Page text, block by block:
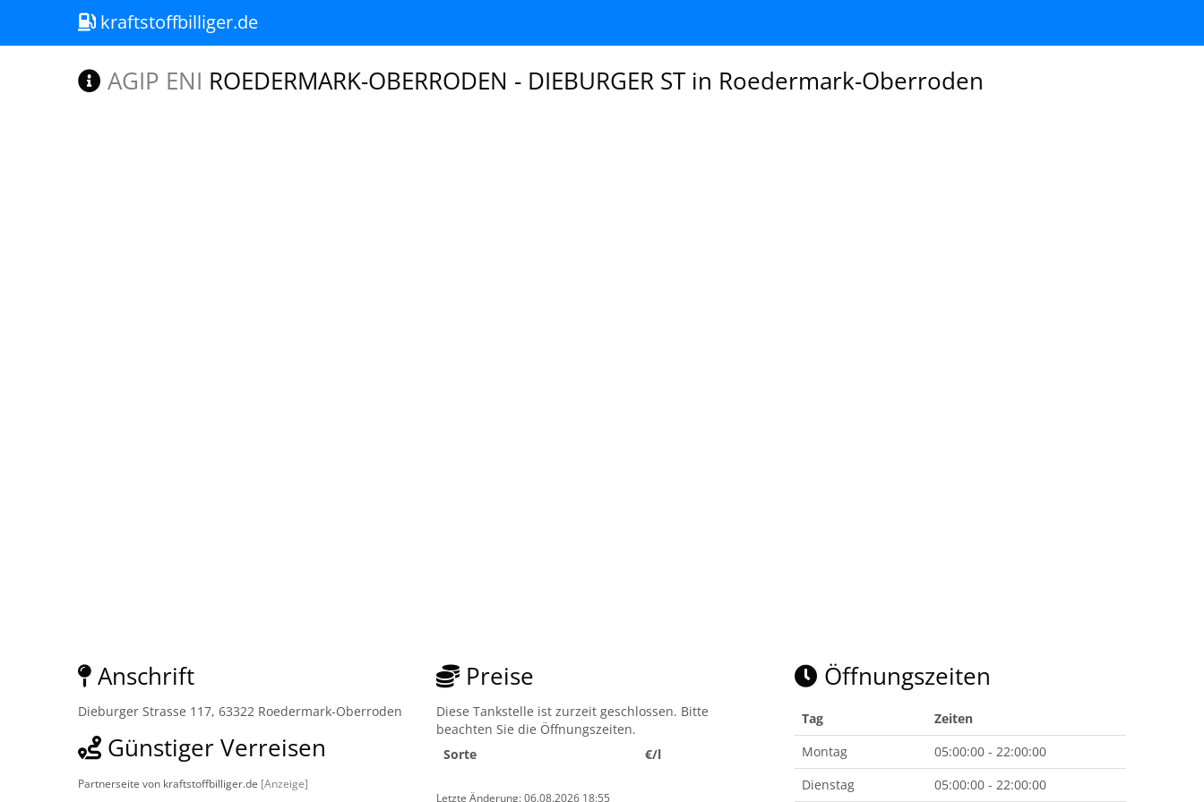
kraftstoffbilliger.de
AGIP ENI ROEDERMARK-OBERRODEN - DIEBURGER ST in Roedermark-Oberroden
Anschrift
Dieburger Strasse 117, 63322 Roedermark-Oberroden
Günstiger Verreisen
Partnerseite von kraftstoffbilliger.de [Anzeige]
Preise
Diese Tankstelle ist zurzeit geschlossen. Bitte
beachten Sie die Öffnungszeiten.
Sorte
€/l
Letzte Änderung: 06.08.2026 18:55
Öffnungszeiten
Tag
Zeiten
Montag
05:00:00 - 22:00:00
Dienstag
05:00:00 - 22:00:00